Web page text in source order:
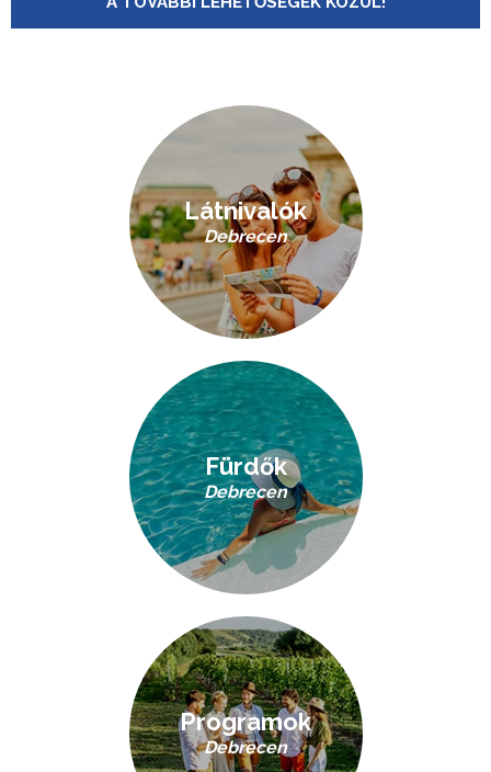
Látnivalók
Debrecen
Fürdők
Debrecen
Programok
Debrecen